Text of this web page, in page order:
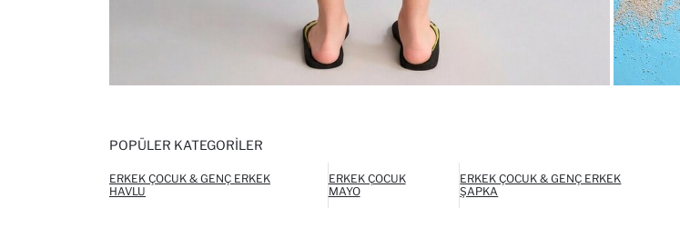
POPÜLER KATEGORILER
ERKEK ÇOCUK & GENÇ ERKEK
HAVLU
ERKEK ÇOCUK
MAYO
ERKEK ÇOCUK & GENÇ ERKEK
ŞAPKA